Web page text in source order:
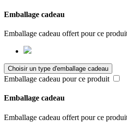
Emballage cadeau
Emballage cadeau offert pour ce
Emballage cadeau pour ce produit
Emballage cadeau
Emballage cadeau offert pour ce